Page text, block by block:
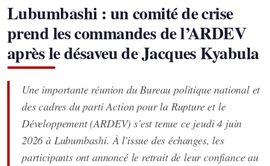
Lubumbashi : un comité de crise
prend les commandes de l’ARDEV
après le désaveu de Jacques Kyabula
Une importante réunion du Bureau politique national et
des cadres du parti Action pour la Rupture et le
Développement (ARDEV) s'est tenue ce jeudi 4 juin
2026 à Lubumbashi. À l'issue des échanges, les
participants ont annoncé le retrait de leur confiance au